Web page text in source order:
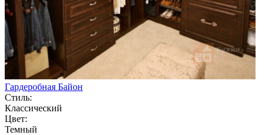
Гардеробная Байон
Стиль:
Классический
Цвет:
Темный